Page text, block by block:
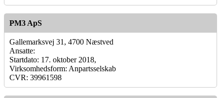
PM3 ApS
Gallemarksvej 31, 4700 Næstved
Ansatte:
Startdato: 17. oktober 2018,
Virksomhedsform: Anpartsselskab
CVR: 39961598